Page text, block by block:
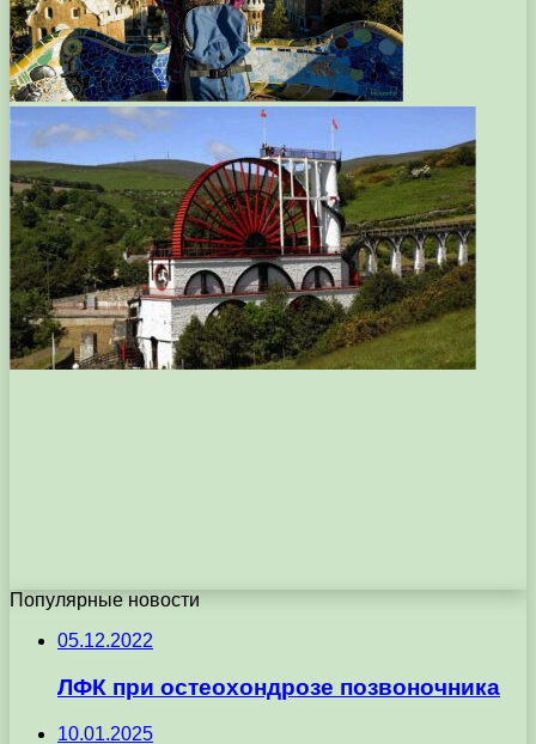
Популярные новости
05.12.2022
ЛФК при остеохондрозе позвоночника
10.01.2025